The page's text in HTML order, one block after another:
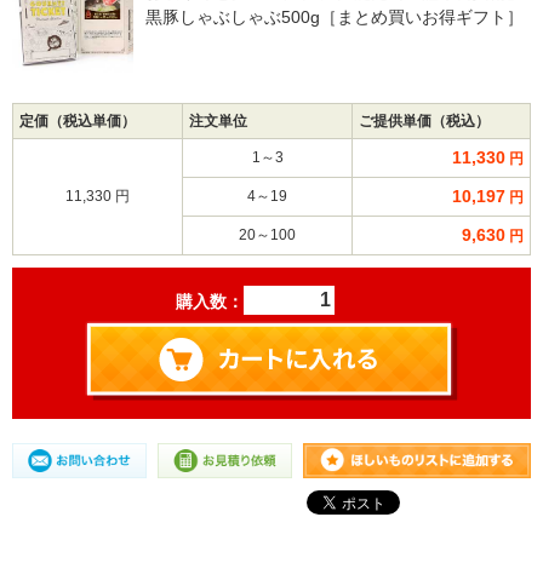
黒豚しゃぶしゃぶ500g［まとめ買いお得ギフト］
定価（税込単価） 注文単位 ご提供単価（税込）
11,330 円
1～3 11,330 円
4～19 10,197 円
20～100 9,630 円
購入数：